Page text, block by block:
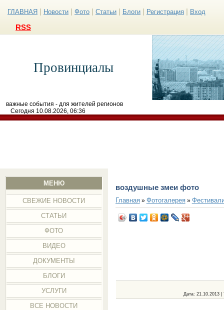
ГЛАВНАЯ Новости Фото Статьи Блоги Регистрация Вход
RSS
Провинциалы
важные события - для жителей регионов
Сегодня 10.08.2026, 06:36
МЕНЮ
СВЕЖИЕ НОВОСТИ
СТАТЬИ
ФОТО
ВИДЕО
ДОКУМЕНТЫ
БЛОГИ
УСЛУГИ
ВСЕ НОВОСТИ
воздушные змеи фото
Главная» Фотогалерея»
Дата: 21.10.2013 |